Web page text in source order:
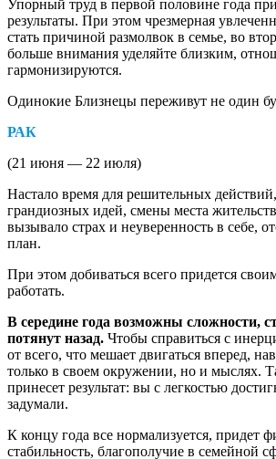
Упорный труд в первой половине года
результаты. При этом чрезмерная
стать причиной размолвок в семье, во
больше внимания уделяйте близким,
гармонизируются.
Одинокие Близнецы переживут не один
РАК
(21 июня — 22 июля)
Настало время для решительных
грандиозных идей, смены места
вызывало страх и неуверенность в себе,
план.
При этом добиваться всего придется
работать.
В середине года возможны сложности,
потянут назад. Чтобы справиться с
от всего, что мешает двигаться вперед,
только в своем окружении, но и мыслях.
принесет результат: вы с легкостью
задумали.
К концу года все нормализуется, придет
стабильность, благополучие в семейной